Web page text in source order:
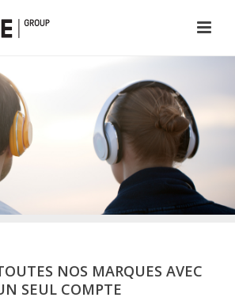
NOS MARQUES AVEC
SEUL COMPTE